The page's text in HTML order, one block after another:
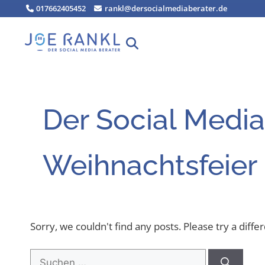
Inhalt
springen
017662405452 rankl@dersocialmediaberater.de
Der Social
Weihnachtsfeier
Sorry, we couldn't find any posts. Please try a
Suchen